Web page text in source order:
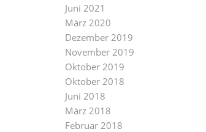
Juni 2021
März 2020
Dezember 2019
November 2019
Oktober 2019
Oktober 2018
Juni 2018
März 2018
Februar 2018